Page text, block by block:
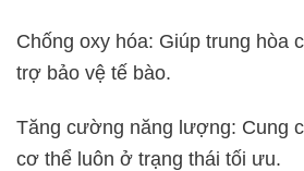
Chống oxy hóa: Giúp trung hòa
trợ bảo vệ tế bào.
Tăng cường năng lượng: Cung
cơ thể luôn ở trạng thái tối ưu.